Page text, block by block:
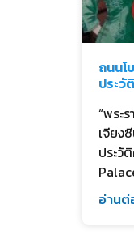
ถนนโ
ประวั
“พระ
เจียง
ประวั
อ่านต่